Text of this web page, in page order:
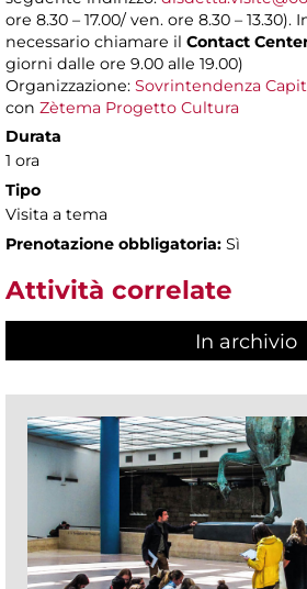
ore 8.30 – 17.00/ ven. ore 8.30 – 13.30).
necessario chiamare il Contact
giorni dalle ore 9.00 alle 19.00)
Organizzazione: Sovrintendenza
con Zètema Progetto Cultura
Durata
1 ora
Tipo
Visita a tema
Prenotazione obbligatoria: Sì
Attività correlate
In archivio